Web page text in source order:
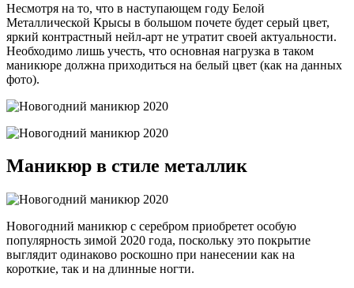
Несмотря на то, что в наступающем году Белой
Металлической Крысы в большом почете будет серый цвет,
яркий контрастный нейл-арт не утратит своей актуальности.
Необходимо лишь учесть, что основная нагрузка в таком
маникюре должна приходиться на белый цвет (как на данных
фото).
Маникюр в стиле металлик
Новогодний маникюр с серебром приобретет особую
популярность зимой 2020 года, поскольку это покрытие
выглядит одинаково роскошно при нанесении как на
короткие, так и на длинные ногти.